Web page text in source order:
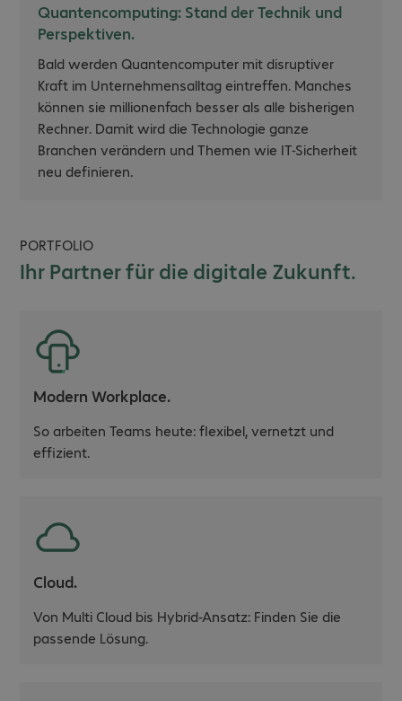
Quantencomputing: Stand der Technik und
Perspektiven.
Bald werden Quantencomputer mit disruptiver
Kraft im Unternehmensalltag eintreffen. Manches
können sie millionenfach besser als alle bisherigen
Rechner. Damit wird die Technologie ganze
Branchen verändern und Themen wie IT-Sicherheit
neu definieren.
PORTFOLIO
Ihr Partner für die digitale Zukunft.
Modern Workplace.
So arbeiten Teams heute: flexibel, vernetzt und
effizient.
Cloud.
Von Multi Cloud bis Hybrid-Ansatz: Finden Sie die
passende Lösung.